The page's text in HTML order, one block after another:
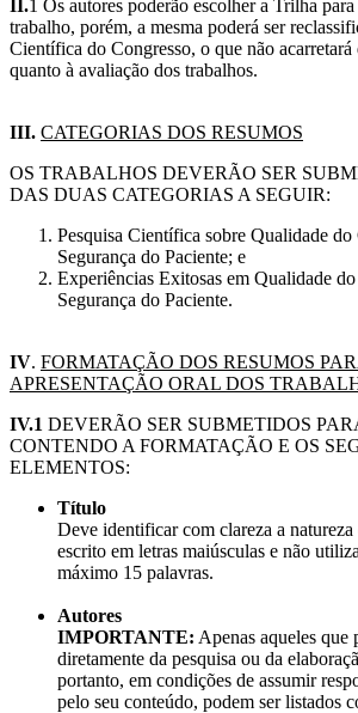
II.1 Os autores poderão escolher a Trilha
trabalho, porém, a mesma poderá ser
Científica do Congresso, o que não
quanto à avaliação dos trabalhos.
III. CATEGORIAS DOS RESUMOS
OS TRABALHOS DEVERÃO SER
DAS DUAS CATEGORIAS A SEGUIR:
Pesquisa Científica sobre Qualidade do
Segurança do Paciente; e
Experiências Exitosas em Qualidade
Segurança do Paciente.
IV. FORMATAÇÃO DOS RESUMOS
APRESENTAÇÃO ORAL DOS
IV.1 DEVERÃO SER SUBMETIDOS
CONTENDO A FORMATAÇÃO E OS
ELEMENTOS:
Título
Deve identificar com clareza a
escrito em letras maiúsculas e não
máximo 15 palavras.
Autores
IMPORTANTE: Apenas aqueles que
diretamente da pesquisa ou da
portanto, em condições de assumir
pelo seu conteúdo, podem ser listados